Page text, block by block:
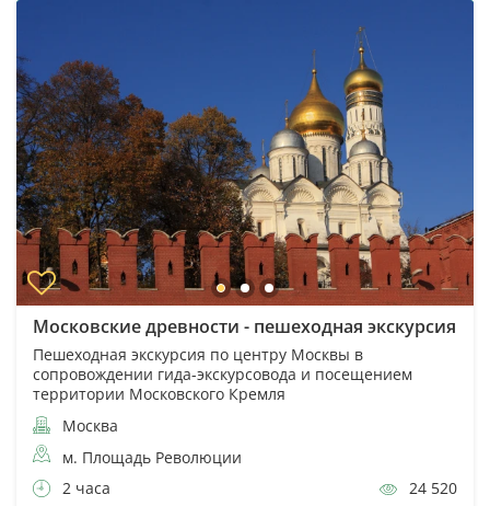
Московские древности - пешеходная экскурсия
Пешеходная экскурсия по центру Москвы в
сопровождении гида-экскурсовода и посещением
территории Московского Кремля
Москва
м. Площадь Революции
2 часа
24 520